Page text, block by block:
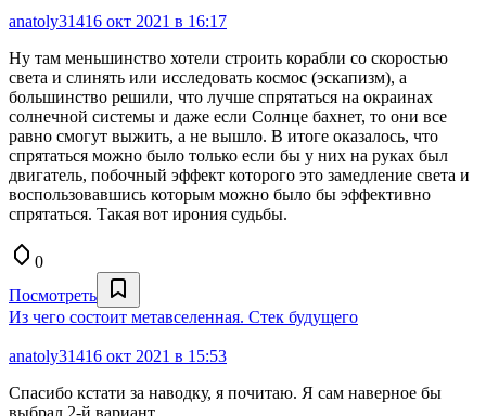
anatoly31416 окт 2021 в 16:17
Ну там меньшинство хотели строить корабли со скоростью
света и слинять или исследовать космос (эскапизм), а
большинство решили, что лучше спрятаться на окраинах
солнечной системы и даже если Солнце бахнет, то они все
равно смогут выжить, а не вышло. В итоге оказалось, что
спрятаться можно было только если бы у них на руках был
двигатель, побочный эффект которого это замедление света и
воспользовавшись которым можно было бы эффективно
спрятаться. Такая вот ирония судьбы.
0
Посмотреть
Из чего состоит метавселенная. Стек будущего
anatoly31416 окт 2021 в 15:53
Спасибо кстати за наводку, я почитаю. Я сам наверное бы